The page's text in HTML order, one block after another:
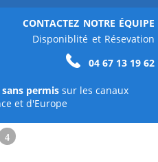
CONTACTEZ NOTRE ÉQUIPE
Disponiblité et Résevation
04 67 13 19 62
permis sur les canaux
et d'Europe
4